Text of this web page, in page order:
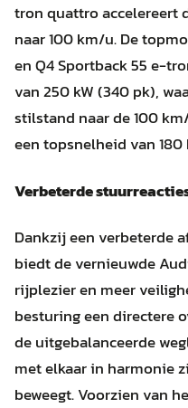
tron quattro accelereert
naar 100 km/u. De
en Q4 Sportback 55 e-
van 250 kW (340 pk),
stilstand naar de 100
een topsnelheid van
Verbeterde
Dankzij een verbeterde
biedt de vernieuwde
rijplezier en meer
besturing een directere
de uitgebalanceerde
met elkaar in harmonie
beweegt. Voorzien van